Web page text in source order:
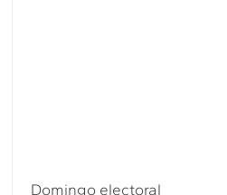
Domingo electoral